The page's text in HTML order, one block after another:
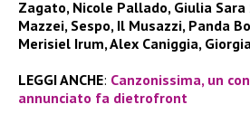
Zagato, Nicole Pallado, Giulia Sara
Mazzei, Sespo, Il Musazzi, Panda
Merisiel Irum, Alex Caniggia,
LEGGI ANCHE: Canzonissima, un
annunciato fa dietrofront